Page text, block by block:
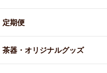
定期便
茶器・オリジナルグッズ